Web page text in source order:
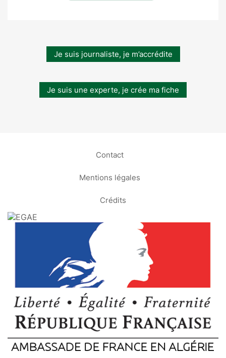
Je suis journaliste, je m’accrédite
Je suis une experte, je crée ma fiche
Contact
Mentions légales
Crédits